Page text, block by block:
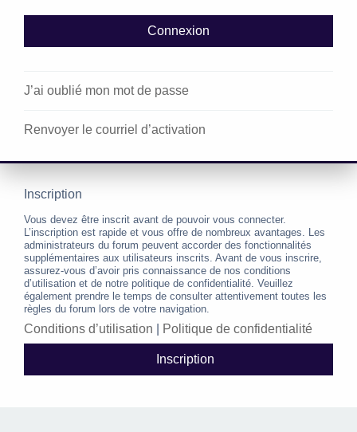
J’ai oublié mon mot de passe
Renvoyer le courriel d’activation
Inscription
Vous devez être inscrit avant de pouvoir vous connecter.
L’inscription est rapide et vous offre de nombreux avantages. Les
administrateurs du forum peuvent accorder des fonctionnalités
supplémentaires aux utilisateurs inscrits. Avant de vous inscrire,
assurez-vous d’avoir pris connaissance de nos conditions
d’utilisation et de notre politique de confidentialité. Veuillez
également prendre le temps de consulter attentivement toutes les
règles du forum lors de votre navigation.
Conditions d’utilisation Politique de confidentialité
Inscription